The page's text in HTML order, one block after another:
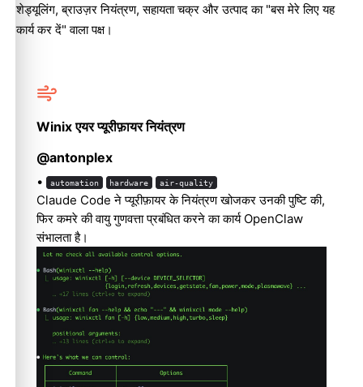
शेड्यूलिंग, ब्राउज़र नियंत्रण, सहायता चक्र और उत्पाद का "बस मेरे लिए यह
कार्य कर दें" वाला पक्ष।
Winix एयर प्यूरीफ़ायर नियंत्रण
@antonplex
• automation hardware air-quality
Claude Code ने प्यूरीफ़ायर के नियंत्रण खोजकर उनकी पुष्टि की,
फिर कमरे की वायु गुणवत्ता प्रबंधित करने का कार्य OpenClaw
संभालता है।